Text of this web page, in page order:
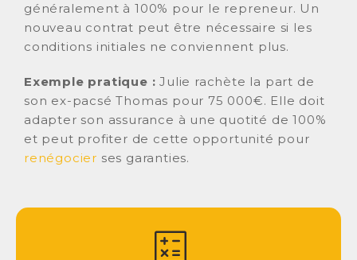
généralement à 100% pour le repreneur. Un
nouveau contrat peut être nécessaire si les
conditions initiales ne conviennent plus.
Exemple pratique : Julie rachète la part de
son ex-pacsé Thomas pour 75 000€. Elle doit
adapter son assurance à une quotité de 100%
et peut profiter de cette opportunité pour
renégocier ses garanties.